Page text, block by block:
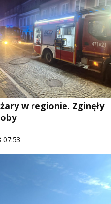
w regionie. Zginęły
07:53